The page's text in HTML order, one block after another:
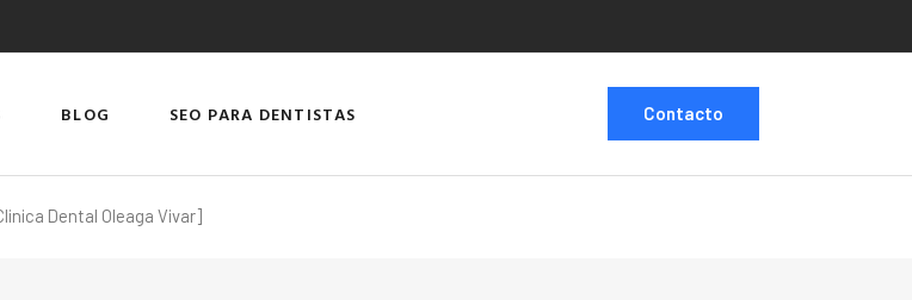
BLOG SEO PARA DENTISTAS Contacto
Dental Oleaga Vivar]